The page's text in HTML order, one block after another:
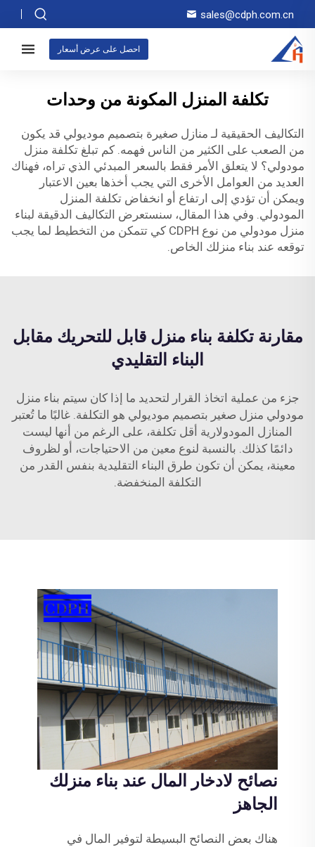
sales@cdph.com.cn
احصل على عرض أسعار
تكلفة المنزل المكونة من وحدات
التكاليف الحقيقية لـ منازل صغيرة بتصميم موديولي قد يكون
من الصعب على الكثير من الناس فهمه. كم تبلغ تكلفة منزل
مودولي؟ لا يتعلق الأمر فقط بالسعر المبدئي الذي تراه، فهناك
العديد من العوامل الأخرى التي يجب أخذها بعين الاعتبار
ويمكن أن تؤدي إلى ارتفاع أو انخفاض تكلفة المنزل
المودولي. وفي هذا المقال، سنستعرض التكاليف الدقيقة لبناء
منزل مودولي من نوع CDPH كي تتمكن من التخطيط لما يجب
توقعه عند بناء منزلك الخاص.
مقارنة تكلفة بناء منزل قابل للتحريك مقابل
البناء التقليدي
جزء من عملية اتخاذ القرار لتحديد ما إذا كان سيتم بناء منزل
مودولي منزل صغير بتصميم موديولي هو التكلفة. غالبًا ما تُعتبر
المنازل المودولارية أقل تكلفة، على الرغم من أنها ليست
دائمًا كذلك. بالنسبة لنوع معين من الاحتياجات، أو لظروف
معينة، يمكن أن تكون طرق البناء التقليدية بنفس القدر من
التكلفة المنخفضة.
نصائح لادخار المال عند بناء منزلك
الجاهز
هناك بعض النصائح البسيطة لتوفير المال في